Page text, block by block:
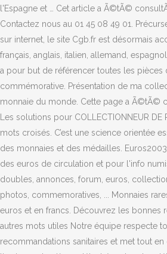
l'Espagne et … Cet article a Ã©tÃ©
Contactez nous au 01 45 08 49 01.
sur internet, le site Cgb.fr est désormais
français, anglais, italien, allemand,
a pour but de référencer toutes les pièces
commémorative. Présentation de ma
monnaie du monde. Cette page a Ã©tÃ©
Les solutions pour COLLECTIONNEUR
mots croisés. C’est une science orientée
des monnaies et des médailles.
des euros de circulation et pour l'info
doubles, annonces, forum, euros,
photos, commemoratives, ... Monnaies
euros et en francs. Découvrez les bonnes
autres mots utiles Notre équipe respecte
recommandations sanitaires et met tout